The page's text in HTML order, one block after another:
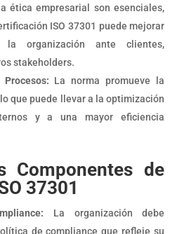
ética empresarial son esenciales,
ISO 37301 puede mejorar
organización ante clientes,
stakeholders.
La norma promueve la
que puede llevar a la optimización
y a una mayor eficiencia
Componentes de
37301
La organización debe
de compliance que refleje su